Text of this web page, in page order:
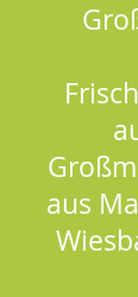
aus